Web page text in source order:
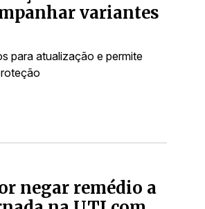
variantes
para atualização e permite
negar remédio a